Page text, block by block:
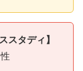
スタディ】